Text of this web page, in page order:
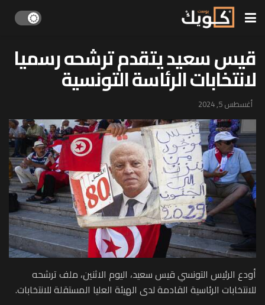
قيس سعيد يتقدم ترشحه رسميا
لانتخابات الرئاسة التونسية
أغسطس 5, 2024
أودع الرئيس التونسي قيس سعيد، اليوم الاثنين، ملف ترشحه
للانتخابات الرئاسية القادمة لدى الهيئة العليا المستقلة للانتخابات.